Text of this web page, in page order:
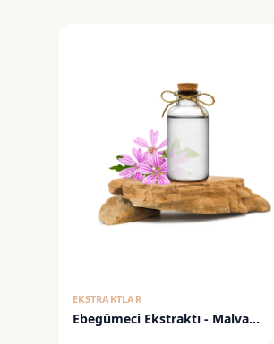
EKSTRAKTLAR
Ebegümeci Ekstraktı - Malva